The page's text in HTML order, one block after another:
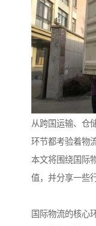
从跨国运输、仓
环节都考验着物
本文将围绕国际
值，并分享一些
国际物流的核心